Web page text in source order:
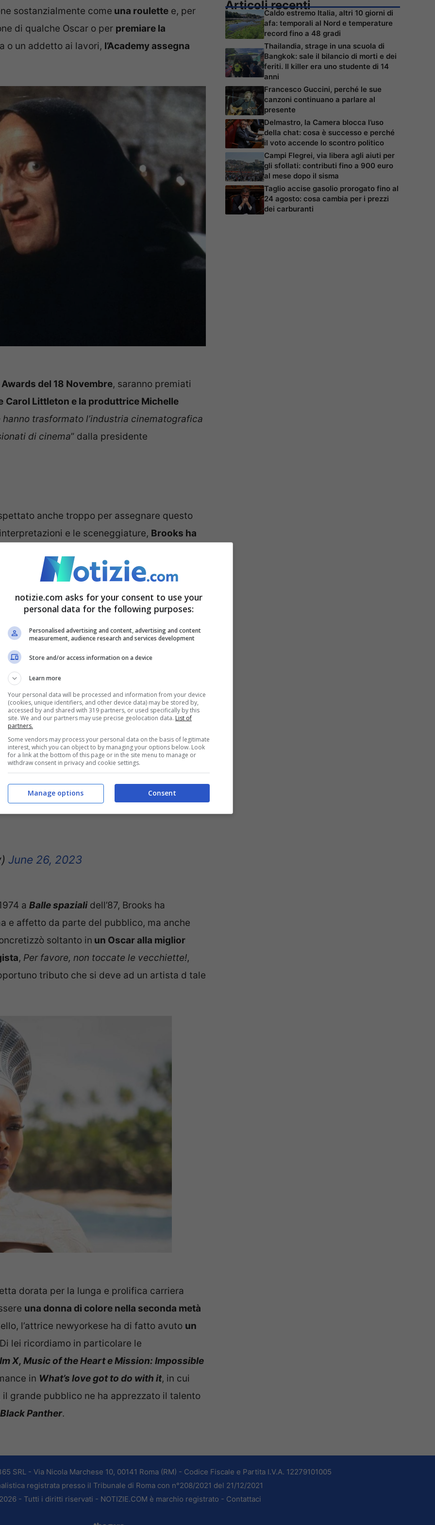
sostanzialmente come una roulette e, per
di qualche Oscar o per premiare la
o un addetto ai lavori, l’Academy assegna
del 18 Novembre, saranno premiati
Carol Littleton e la produttrice Michelle
trasformato l’industria cinematografica
di cinema” dalla presidente
anche troppo per assegnare questo
e le sceneggiature, Brooks ha
novecentesca
su schermo molti elementi introdotti
precedenza, questo Oscar punta a
da Brooks durante la sua gloriosa
vere e proprie perle della settima arte.
Award honorees:
Award)
will be held on November 18th,
June 26, 2023
a Balle spazialidell’87, Brooks ha
e affetto da parte del pubblico, ma anche
soltanto in un Oscar alla miglior
, Per favore, non toccate le vecchiette!,
tributo che si deve ad un artista d tale
dorata per la lunga e prolifica carriera
una donna di colore nella seconda metà
l’attrice newyorkese ha di fatto avuto un
lei ricordiamo in particolare le
X, Music of the Heart e Mission: Impossible
in What’s love got to do with it, in cui
grande pubblico ne ha apprezzato il talento
Black Panther.
Articoli recenti
Caldo estremo Italia, altri 10 giorni di
afa: temporali al Nord e temperature
record fino a 48 gradi
Thailandia, strage in una scuola di
Bangkok: sale il bilancio di morti e dei
feriti. Il killer era uno studente di 14
anni
Francesco Guccini, perché le sue
canzoni continuano a parlare al
presente
Delmastro, la Camera blocca l’uso
della chat: cosa è successo e perché
il voto accende lo scontro politico
Campi Flegrei, via libera agli aiuti per
gli sfollati: contributi fino a 900 euro
al mese dopo il sisma
Taglio accise gasolio prorogato fino al
24 agosto: cosa cambia per i prezzi
dei carburanti
SRL - Via Nicola Marchese 10, 00141 Roma (RM) - Codice Fiscale e Partita I.V.A. 12279101005
registrata presso il Tribunale di Roma con n°208/2021 del 21/12/2021
- Tutti i diritti riservati - NOTIZIE.COM è marchio registrato - Contattaci
notizie.com asks for your consent to use your
personal data for the following purposes:
Personalised advertising and content, advertising and content
measurement, audience research and services development
Store and/or access information on a device
Learn more
Your personal data will be processed and information from your device
(cookies, unique identifiers, and other device data) may be stored by,
accessed by and shared with 319 partners, or used specifically by this
site. We and our partners may use precise geolocation data. List of
partners.
Some vendors may process your personal data on the basis of legitimate
interest, which you can object to by managing your options below. Look
for a link at the bottom of this page or in the site menu to manage or
withdraw consent in privacy and cookie settings.
Consent
Manage options